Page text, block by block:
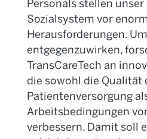
Sozialsystem vor
Herausforderungen.
entgegenzuwirken,
TransCareTech an
die sowohl die Qualität
Patientenversorgung
Arbeitsbedingungen
verbessern. Damit soll